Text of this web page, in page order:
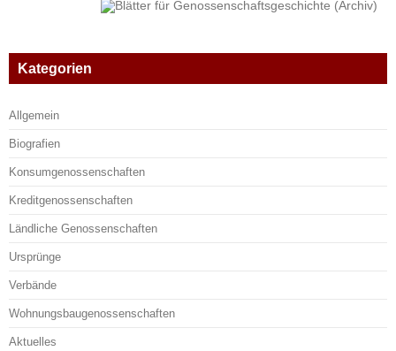
Kategorien
Allgemein
Biografien
Konsumgenossenschaften
Kreditgenossenschaften
Ländliche Genossenschaften
Ursprünge
Verbände
Wohnungsbaugenossenschaften
Aktuelles